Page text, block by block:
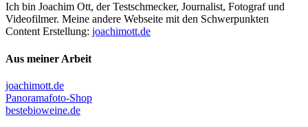
Ich bin Joachim Ott, der Testschmecker, Journalist, Fotograf und
Videofilmer. Meine andere Webseite mit den Schwerpunkten
Content Erstellung: joachimott.de
Aus meiner Arbeit
joachimott.de
Panoramafoto-Shop
bestebioweine.de